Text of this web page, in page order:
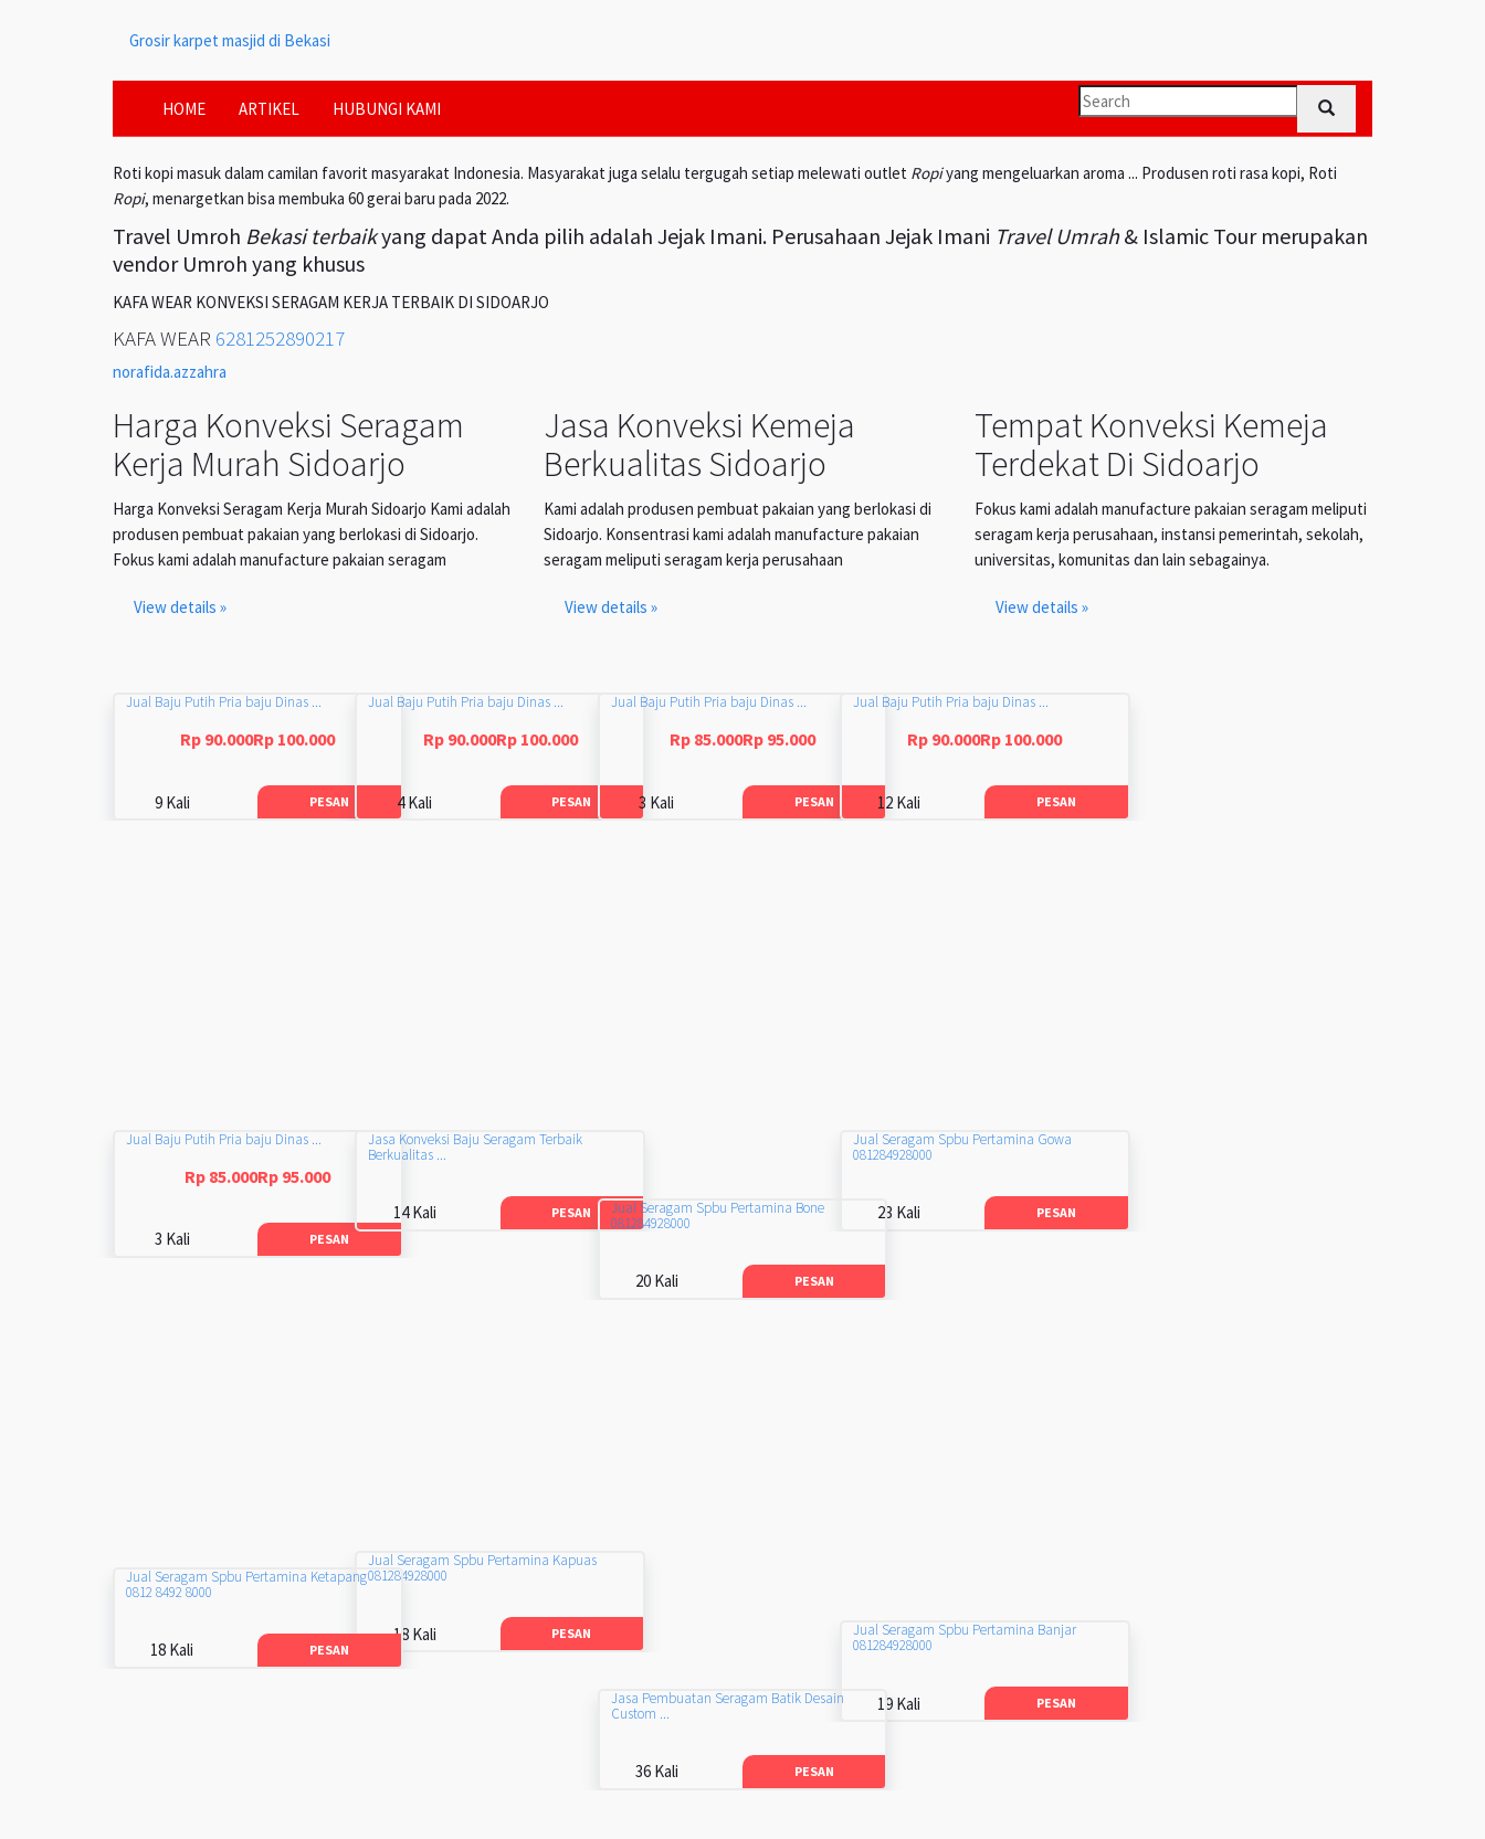
Grosir karpet masjid di Bekasi
HOME ARTIKEL HUBUNGI KAMI
Roti kopi masuk dalam camilan favorit masyarakat Indonesia. Masyarakat juga selalu tergugah setiap melewati outlet Ropiyang mengeluarkan aroma ... Produsen roti rasa kopi, Roti
Ropi, menargetkan bisa membuka 60 gerai baru pada 2022.
Travel Umroh Bekasi terbaikyang dapat Anda pilih adalah Jejak Imani. Perusahaan Jejak Imani Travel Umrah& Islamic Tour merupakan
vendor Umroh yang khusus
KAFA WEAR KONVEKSI SERAGAM KERJA TERBAIK DI SIDOARJO
KAFA WEAR 6281252890217
norafida.azzahra
Harga Konveksi Seragam
Kerja Murah Sidoarjo
Harga Konveksi Seragam Kerja Murah Sidoarjo Kami adalah
produsen pembuat pakaian yang berlokasi di Sidoarjo.
Fokus kami adalah manufacture pakaian seragam
View details »
Jasa Konveksi Kemeja
Berkualitas Sidoarjo
Kami adalah produsen pembuat pakaian yang berlokasi di
Sidoarjo. Konsentrasi kami adalah manufacture pakaian
seragam meliputi seragam kerja perusahaan
View details »
Tempat Konveksi Kemeja
Terdekat Di Sidoarjo
Fokus kami adalah manufacture pakaian seragam meliputi
seragam kerja perusahaan, instansi pemerintah, sekolah,
universitas, komunitas dan lain sebagainya.
View details »
Jual Baju Putih Pria baju Dinas ...
Rp 90.000Rp 100.000
9 Kali PESAN
Jual Baju Putih Pria baju Dinas ...
Rp 90.000Rp 100.000
4 Kali PESAN
Jual Baju Putih Pria baju Dinas ...
Rp 85.000Rp 95.000
3 Kali PESAN
Jual Baju Putih Pria baju Dinas ...
Rp 90.000Rp 100.000
12 Kali PESAN
Jual Baju Putih Pria baju Dinas ...
Rp 85.000Rp 95.000
3 Kali PESAN
Jasa Konveksi Baju Seragam Terbaik
Berkualitas ...
14 Kali PESAN
Jual Seragam Spbu Pertamina Gowa
081284928000
23 Kali PESAN
Jual Seragam Spbu Pertamina Bone
081284928000
20 Kali PESAN
Jual Seragam Spbu Pertamina Kapuas
081284928000
18 Kali PESAN
Jual Seragam Spbu Pertamina Ketapang
0812 8492 8000
18 Kali PESAN
Jual Seragam Spbu Pertamina Banjar
081284928000
19 Kali PESAN
Jasa Pembuatan Seragam Batik Desain
Custom ...
36 Kali PESAN